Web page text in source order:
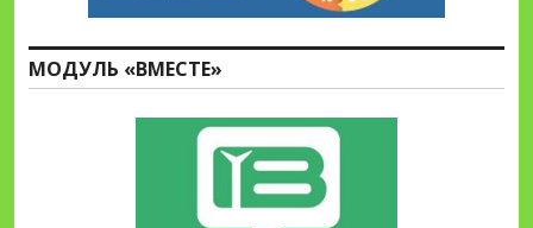
МОДУЛЬ «ВМЕСТЕ»